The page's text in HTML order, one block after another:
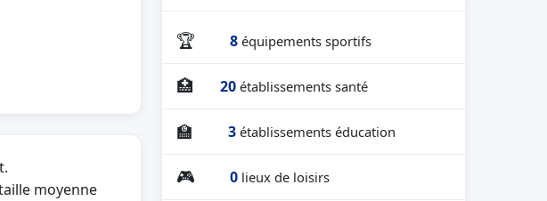
moyenne
🏆 8 équipements sportifs
🏥 20 établissements santé
🏫 3 établissements éducation
🎮 0 lieux de loisirs